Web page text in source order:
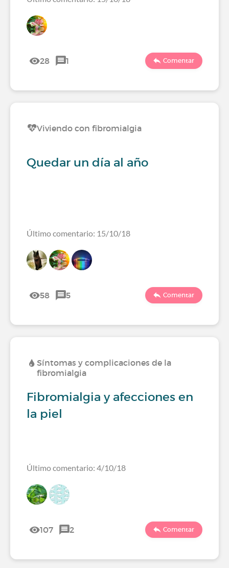
28 1 Comentar
Viviendo con fibromialgia
Quedar un día al año
Último comentario: 15/10/18
58 5 Comentar
Síntomas y complicaciones de la
fibromialgia
Fibromialgia y afecciones en
la piel
Último comentario: 4/10/18
107 2 Comentar